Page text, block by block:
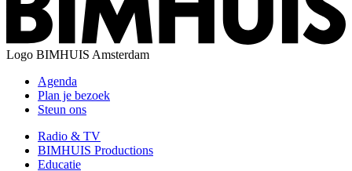
Logo BIMHUIS Amsterdam
Agenda
Plan je bezoek
Steun ons
Radio & TV
BIMHUIS Productions
Educatie